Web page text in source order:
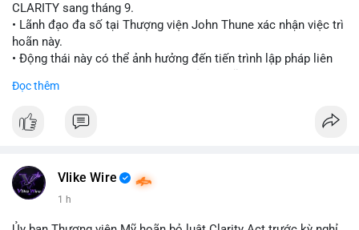
CLARITY sang tháng 9.
• Lãnh đạo đa số tại Thượng viện John Thune xác nhận việc trì
hoãn này.
• Động thái này có thể ảnh hưởng đến tiến trình lập pháp liên
📰 Nguồn: Cointelegraph
Đọc thêm
Vlike Wire
1 h